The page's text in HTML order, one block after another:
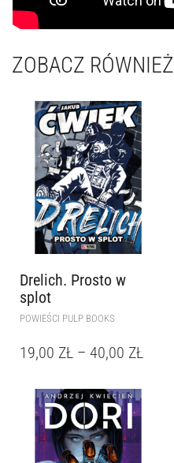
ZOBACZ RÓWNIEŻ
Drelich. Prosto w
splot
POWIEŚCI PULP BOOKS
19,00 ZŁ – 40,00 ZŁ